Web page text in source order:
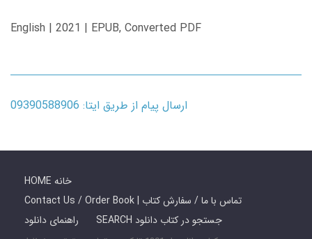
English | 2021 | EPUB, Converted PDF
ارسال پیام از طریق ایتا: 09390588906
HOME خانه
Contact Us / Order Book | تماس با ما / سفارش کتاب
راهنمای دانلود
SEARCH جستجو در کتاب دانلود